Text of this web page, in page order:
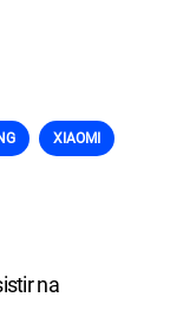
XIAOMI
na